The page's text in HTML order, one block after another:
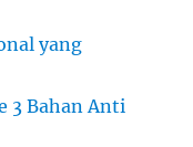
yang
3 Bahan Anti